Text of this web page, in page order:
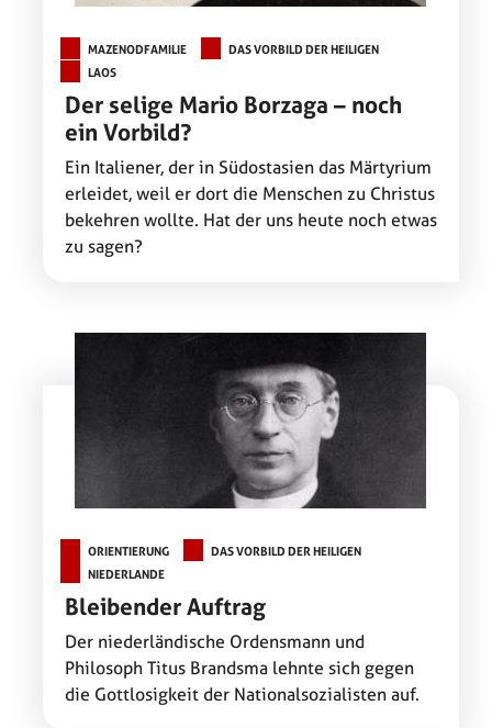
MAZENODFAMILIE
DAS VORBILD DER HEILIGEN
LAOS
Der selige Mario Borzaga – noch
ein Vorbild?
Ein Italiener, der in Südostasien das Märtyrium
erleidet, weil er dort die Menschen zu Christus
bekehren wollte. Hat der uns heute noch etwas
zu sagen?
ORIENTIERUNG
DAS VORBILD DER HEILIGEN
NIEDERLANDE
Bleibender Auftrag
Der niederländische Ordensmann und
Philosoph Titus Brandsma lehnte sich gegen
die Gottlosigkeit der Nationalsozialisten auf.